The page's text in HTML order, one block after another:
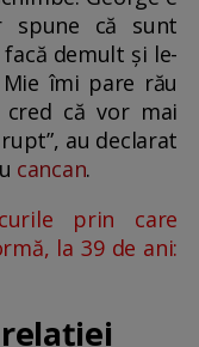
spune că sunt
demult și le-
îmi pare rău
că vor mai
au declarat
cancan.
prin care
la 39 de ani: